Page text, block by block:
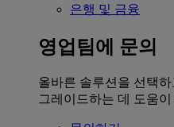
은행 및 금융
영업팀에 문의
올바른 솔루션을 선택
그레이드하는 데 도움